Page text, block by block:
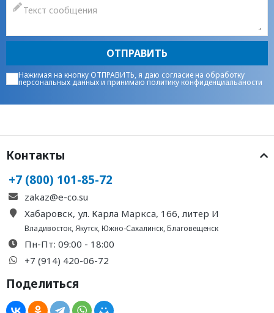
ОТПРАВИТЬ
Нажимая на кнопку ОТПРАВИТЬ, я даю согласие на обработку
персональных данныхи принимаюполитику конфиденциальаности
Контакты
+7 (800) 101-85-72
zakaz@e-co.su
Хабаровск, ул. Карла Маркса, 166, литер И
Владивосток,Якутск,Южно-Сахалинск,Благовещенск
Пн-Пт: 09:00 - 18:00
+7 (914) 420-06-72
Поделиться